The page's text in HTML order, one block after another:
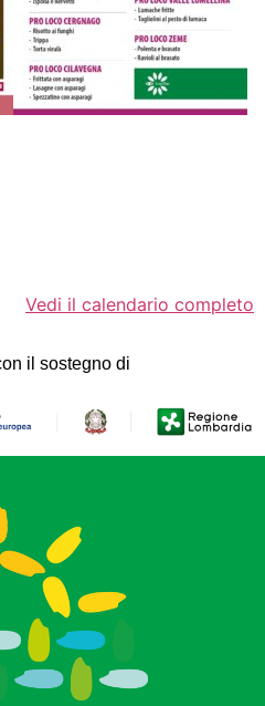
Vedi il calendario completo
il sostegno di